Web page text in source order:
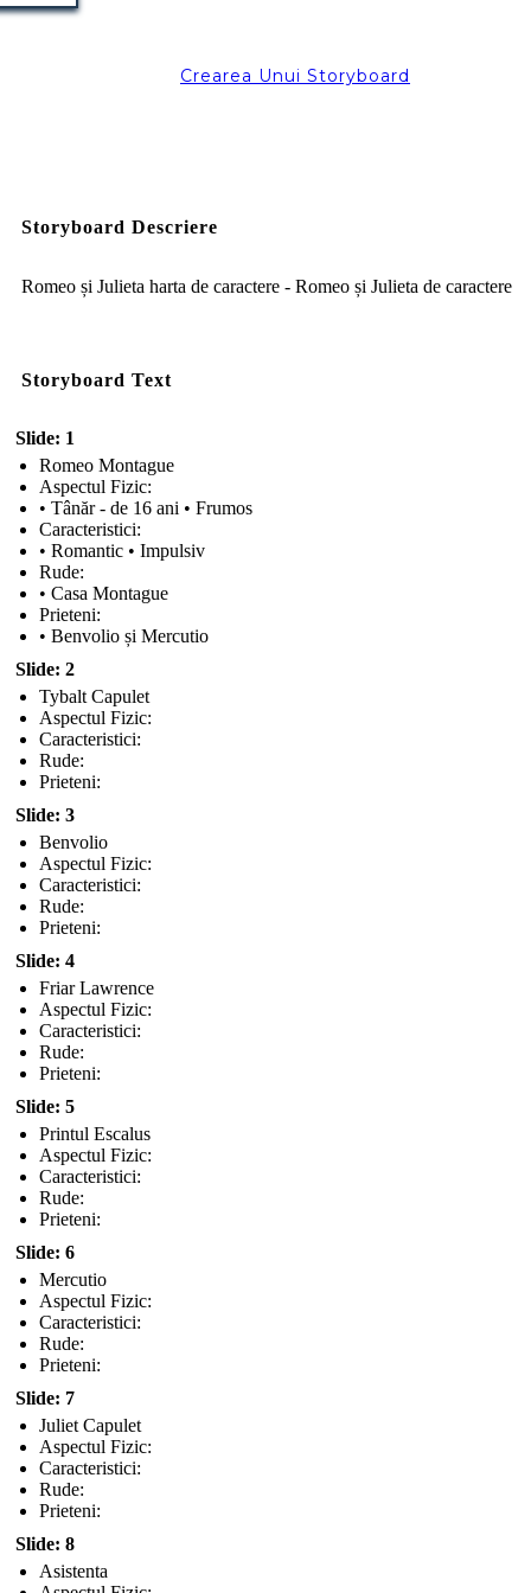
Crearea Unui Storyboard
Storyboard Descriere
Romeo și Julieta harta de caractere - Romeo și Julieta de caractere
Storyboard Text
Slide: 1
Romeo Montague
Aspectul Fizic:
• Tânăr - de 16 ani • Frumos
Caracteristici:
• Romantic • Impulsiv
Rude:
• Casa Montague
Prieteni:
• Benvolio și Mercutio
Slide: 2
Tybalt Capulet
Aspectul Fizic:
Caracteristici:
Rude:
Prieteni:
Slide: 3
Benvolio
Aspectul Fizic:
Caracteristici:
Rude:
Prieteni:
Slide: 4
Friar Lawrence
Aspectul Fizic:
Caracteristici:
Rude:
Prieteni:
Slide: 5
Printul Escalus
Aspectul Fizic:
Caracteristici:
Rude:
Prieteni:
Slide: 6
Mercutio
Aspectul Fizic:
Caracteristici:
Rude:
Prieteni:
Slide: 7
Juliet Capulet
Aspectul Fizic:
Caracteristici:
Rude:
Prieteni:
Slide: 8
Asistenta